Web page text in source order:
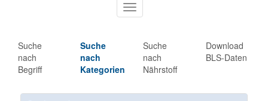
Toggle
navigation
Suche
nach
Begriff
Suche
nach
Kategorien
Suche
nach
Nährstoff
Download
BLS-Daten